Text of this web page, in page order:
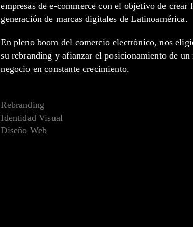
empresas de e-commerce con el objetivo de crear
generación de marcas digitales de Latinoamérica.
En pleno boom del comercio electrónico, nos
su rebranding y afianzar el posicionamiento de un
negocio en constante crecimiento.
Rebranding
Identidad Visual
Diseño Web